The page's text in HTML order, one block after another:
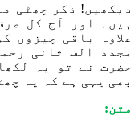
دیکھ یں! ذکر چھٹی
ہیں۔ اور آج کل
علاوہ باقی چیزوں
مجدد الف ثانی
حضرت نے تو یہ
بھی یہی ہے کہ یہ
متن: